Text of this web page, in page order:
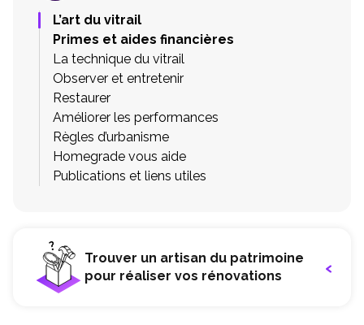
L’art du vitrail
Primes et aides financières
La technique du vitrail
Observer et entretenir
Restaurer
Améliorer les performances
Règles d’urbanisme
Homegrade vous aide
Publications et liens utiles
Trouver un artisan du patrimoine
pour réaliser vos rénovations